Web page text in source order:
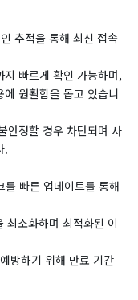
추적을 통해 최신 접속
빠르게 확인 가능하며,
원활함을 돕고 있습니
안정할 경우 차단되며 사
.
를 빠른 업데이트를 통해
최소화하며 최적화된 이
방하기 위해 만료 기간